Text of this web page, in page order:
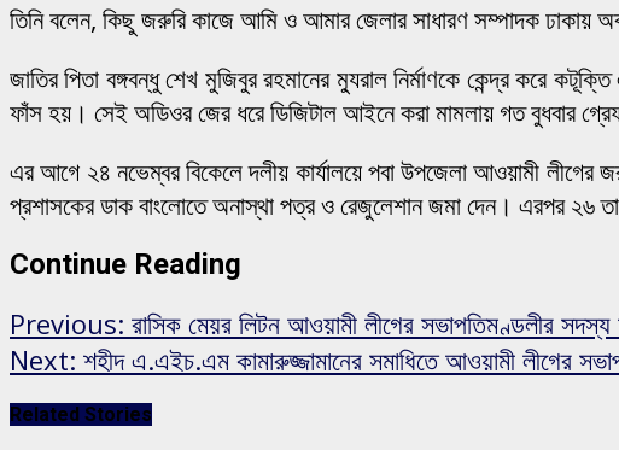
তিনি বলেন, কিছু জরুরি কাজে আমি ও আমার জেলার সাধারণ সম্পাদক ঢাকায়
জাতির পিতা বঙ্গবন্ধু শেখ মুজিবুর রহমানের ম্যুরাল নির্মাণকে কেন্দ্র করে
ফাঁস হয়। সেই অডিওর জের ধরে ডিজিটাল আইনে করা মামলায় গত বুধবার
এর আগে ২৪ নভেম্বর বিকেলে দলীয় কার্যালয়ে পবা উপজেলা আওয়ামী লীগের
প্রশাসকের ডাক বাংলোতে অনাস্থা পত্র ও রেজুলেশান জমা দেন। এরপর ২৬
Continue Reading
Previous: রাসিক মেয়র লিটন আওয়ামী লীগের সভাপতিমণ্ডলীর
Next: শহীদ এ.এইচ.এম কামারুজ্জামানের সমাধিতে আওয়ামী লীগের
Related Stories